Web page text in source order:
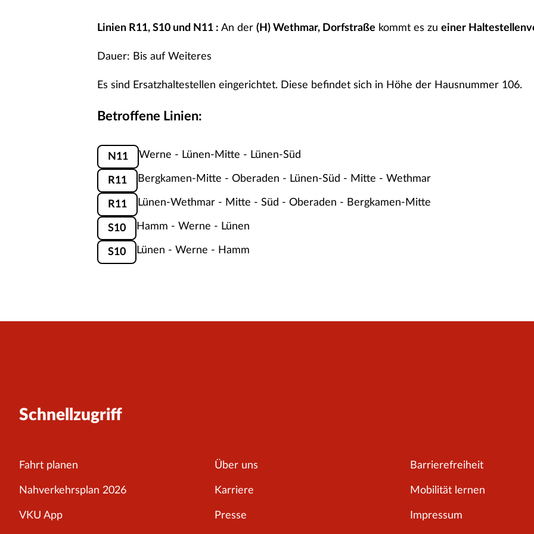
Linien R11, S10 und N11 : An der (H) Wethmar, Dorfstraße kommt es zu einer
Dauer: Bis auf Weiteres
Es sind Ersatzhaltestellen eingerichtet. Diese befindet sich in Höhe der Hausnummer 106.
Betroffene Linien:
N11 Werne - Lünen-Mitte - Lünen-Süd
R11 Bergkamen-Mitte - Oberaden - Lünen-Süd - Mitte - Wethmar
R11 Lünen-Wethmar - Mitte - Süd - Oberaden - Bergkamen-Mitte
S10 Hamm - Werne - Lünen
S10 Lünen - Werne - Hamm
Schnellzugriff
Fahrt planen
Nahverkehrsplan 2026
VKU App
Über uns
Karriere
Presse
Barrierefreiheit
Mobilität lernen
Impressum